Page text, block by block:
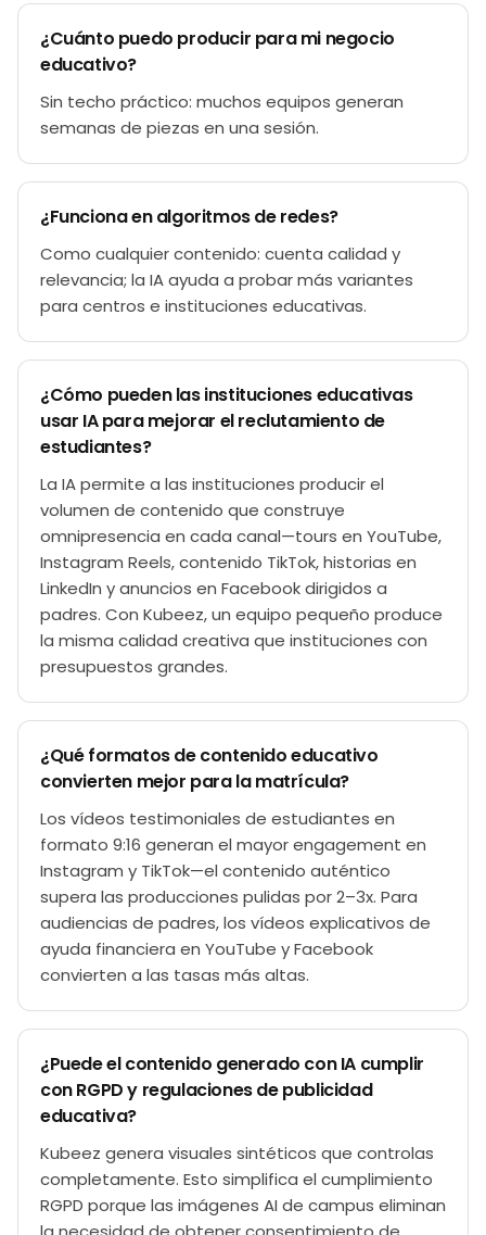
¿Cuánto puedo producir para mi negocio
educativo?
Sin techo práctico: muchos equipos generan
semanas de piezas en una sesión.
¿Funciona en algoritmos de redes?
Como cualquier contenido: cuenta calidad y
relevancia; la IA ayuda a probar más variantes
para centros e instituciones educativas.
¿Cómo pueden las instituciones educativas
usar IA para mejorar el reclutamiento de
estudiantes?
La IA permite a las instituciones producir el
volumen de contenido que construye
omnipresencia en cada canal—tours en YouTube,
Instagram Reels, contenido TikTok, historias en
LinkedIn y anuncios en Facebook dirigidos a
padres. Con Kubeez, un equipo pequeño produce
la misma calidad creativa que instituciones con
presupuestos grandes.
¿Qué formatos de contenido educativo
convierten mejor para la matrícula?
Los vídeos testimoniales de estudiantes en
formato 9:16 generan el mayor engagement en
Instagram y TikTok—el contenido auténtico
supera las producciones pulidas por 2–3x. Para
audiencias de padres, los vídeos explicativos de
ayuda financiera en YouTube y Facebook
convierten a las tasas más altas.
¿Puede el contenido generado con IA cumplir
con RGPD y regulaciones de publicidad
educativa?
Kubeez genera visuales sintéticos que controlas
completamente. Esto simplifica el cumplimiento
RGPD porque las imágenes AI de campus eliminan